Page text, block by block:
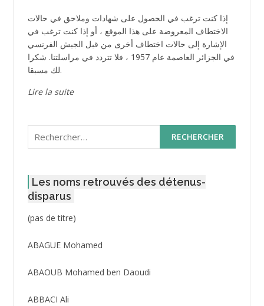
إذا كنت ترغب في الحصول على شهادات وملاحق في حالات
الاختطاف المعروضة على هذا الموقع ، أو إذا كنت ترغب في
الإشارة إلى حالات اختطاف أخرى من قبل الجيش الفرنسي
في الجزائر العاصمة عام 1957 ، فلا تتردد في مراسلتنا. شكرا
لك مسبقا.
Lire la suite
Rechercher :
Les noms retrouvés des détenus-
disparus
(pas de titre)Post
3416
ABAGUE Mohamed
ABAOUB Mohamed ben Daoudi
ABBACI Ali